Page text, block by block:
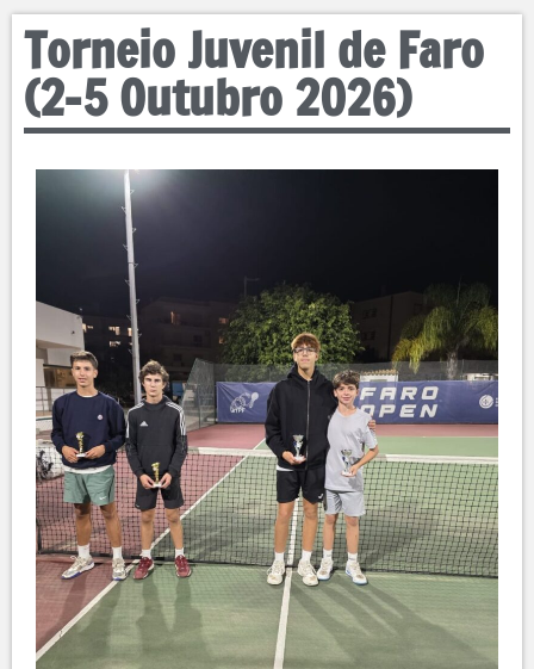
Torneio Juvenil de Faro
(2-5 Outubro 2026)